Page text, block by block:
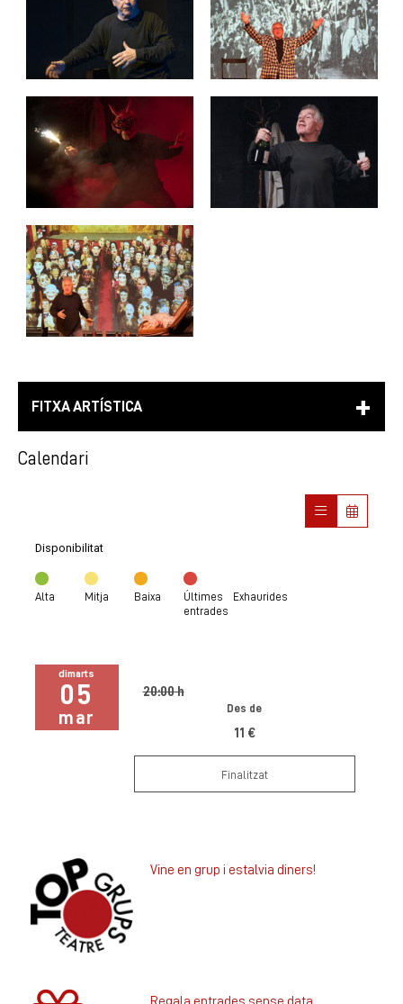
FITXA ARTÍSTICA
Calendari
Disponibilitat
Alta Mitja Baixa
Últimes
entrades
Exhaurides
dimarts
05
mar
20:00 h
Des de
11 €
Finalitzat
Vine en grup i estalvia diners!
Regala entrades sense data